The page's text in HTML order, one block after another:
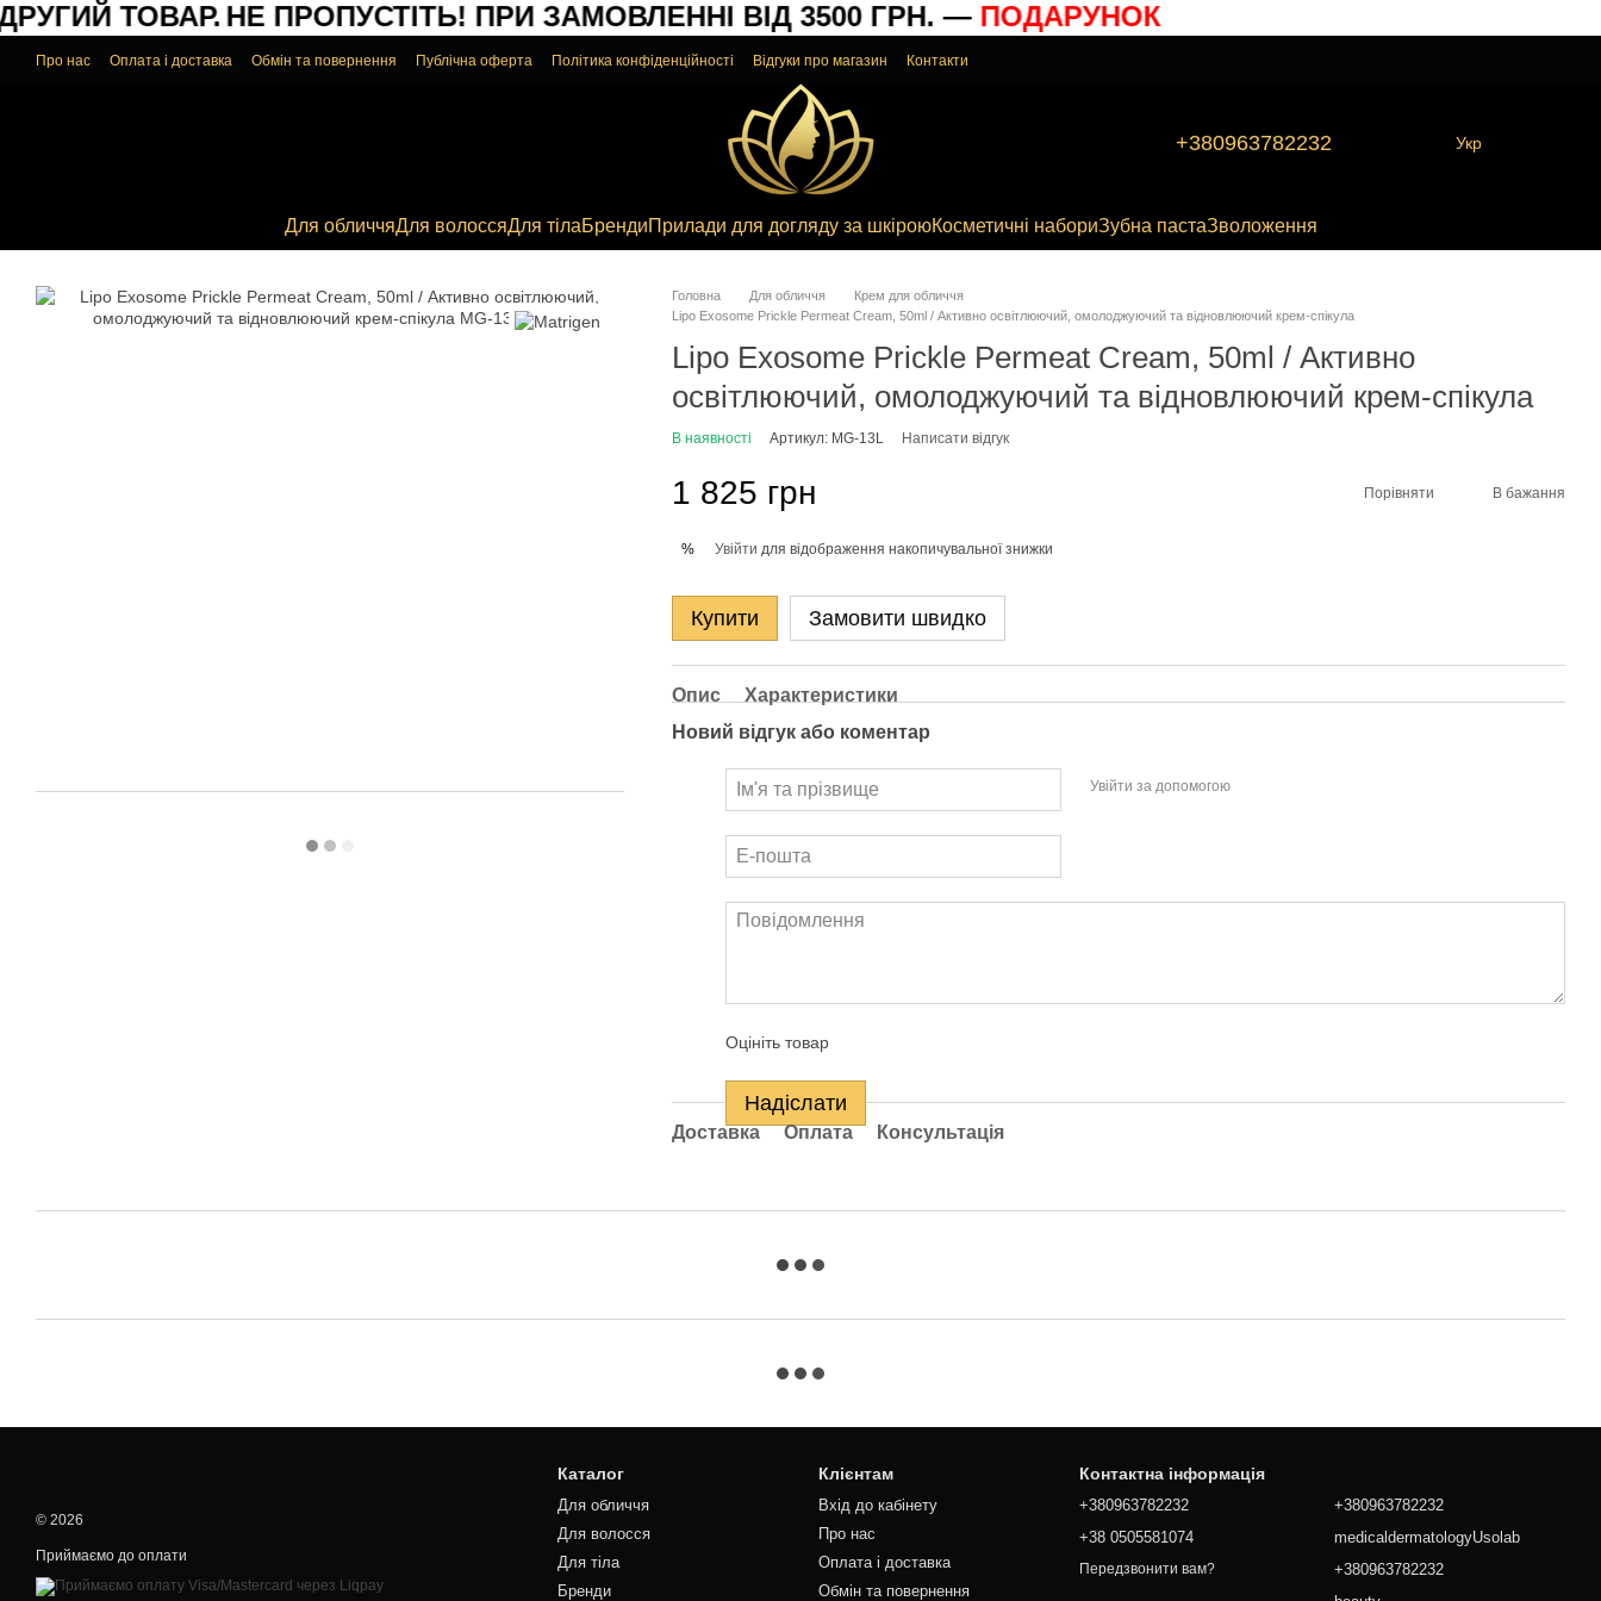
Перейти до основного контенту
ТОВАР.НЕ ПРОПУСТІТЬ!ПРИ ЗАМОВЛЕННІ ВІД 3500 ГРН. —ПОДАРУНОК
Про нас Оплата і доставка Обмін та повернення Публічна оферта Політика конфіденційності Відгуки про магазин Контакти
+380963782232 Укр
Для обличчяДля волоссяДля тілаБрендиПрилади для догляду за шкіроюКосметичні набориЗубна пастаЗволоження
Головна Для обличчя
Крем для обличчя
Lipo Exosome Prickle Permeat Cream, 50ml / Активно освітлюючий, омолоджуючий та відновлюючий крем-спікула
Lipo Exosome Prickle Permeat Cream, 50ml / Активно
освітлюючий, омолоджуючий та відновлюючий крем-спікула
В наявності Артикул: MG-13L Написати відгук
1 825 грн Порівняти В бажання
% Увійти для відображення накопичувальної знижки
Купити Замовити швидко
Опис
Характеристики
Новий відгук або коментар
Увійти за допомогою
Оцініть товар
Надіслати
Доставка Оплата Консультація
© 2026
Приймаємо до оплати
Каталог
Для обличчя
Для волосся
Для тіла
Бренди
Клієнтам
Вхід до кабінету
Про нас
Оплата і доставка
Обмін та повернення
Контактна інформація
+380963782232
+38 0505581074
Передзвонити вам?
+380963782232
medicaldermatologyUsolab
+380963782232